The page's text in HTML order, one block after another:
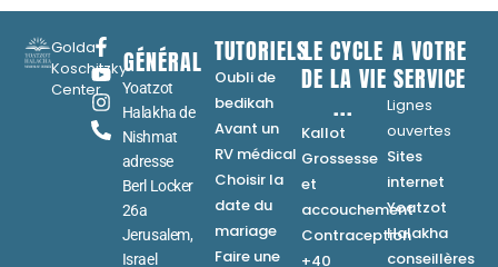
Golda
Koschitzky
Center
GÉNÉRAL
Yoatzot
Halakha de
Nishmat
adresse
Berl Locker
26a
Jerusalem,
Israel
TUTORIELS
Oubli de
bedikah
Avant un
RV médical
Choisir la
date du
mariage
Faire une
LE CYCLE
DE LA VIE
...
Kallot
Grossesse
et
accouchement
Contraception
+40
A VOTRE
SERVICE
Lignes
ouvertes
Sites
internet
Yoatzot
Halakha
conseillères